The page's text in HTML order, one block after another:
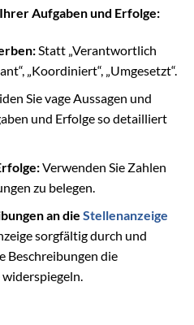
Aufgaben und Erfolge:
Statt „Verantwortlich
„Koordiniert“, „Umgesetzt“.
Sie vage Aussagen und
und Erfolge so detailliert
Verwenden Sie Zahlen
zu belegen.
an die Stellenanzeige
sorgfältig durch und
Beschreibungen die